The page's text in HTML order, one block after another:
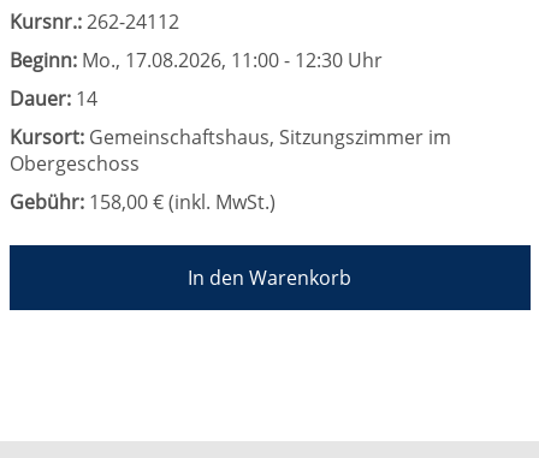
Kursnr.:262-24112
Beginn: Mo., 17.08.2026, 11:00 - 12:30 Uhr
Dauer:14
Kursort:Gemeinschaftshaus, Sitzungszimmer im
Obergeschoss
Gebühr:158,00 € (inkl. MwSt.)
In den Warenkorb